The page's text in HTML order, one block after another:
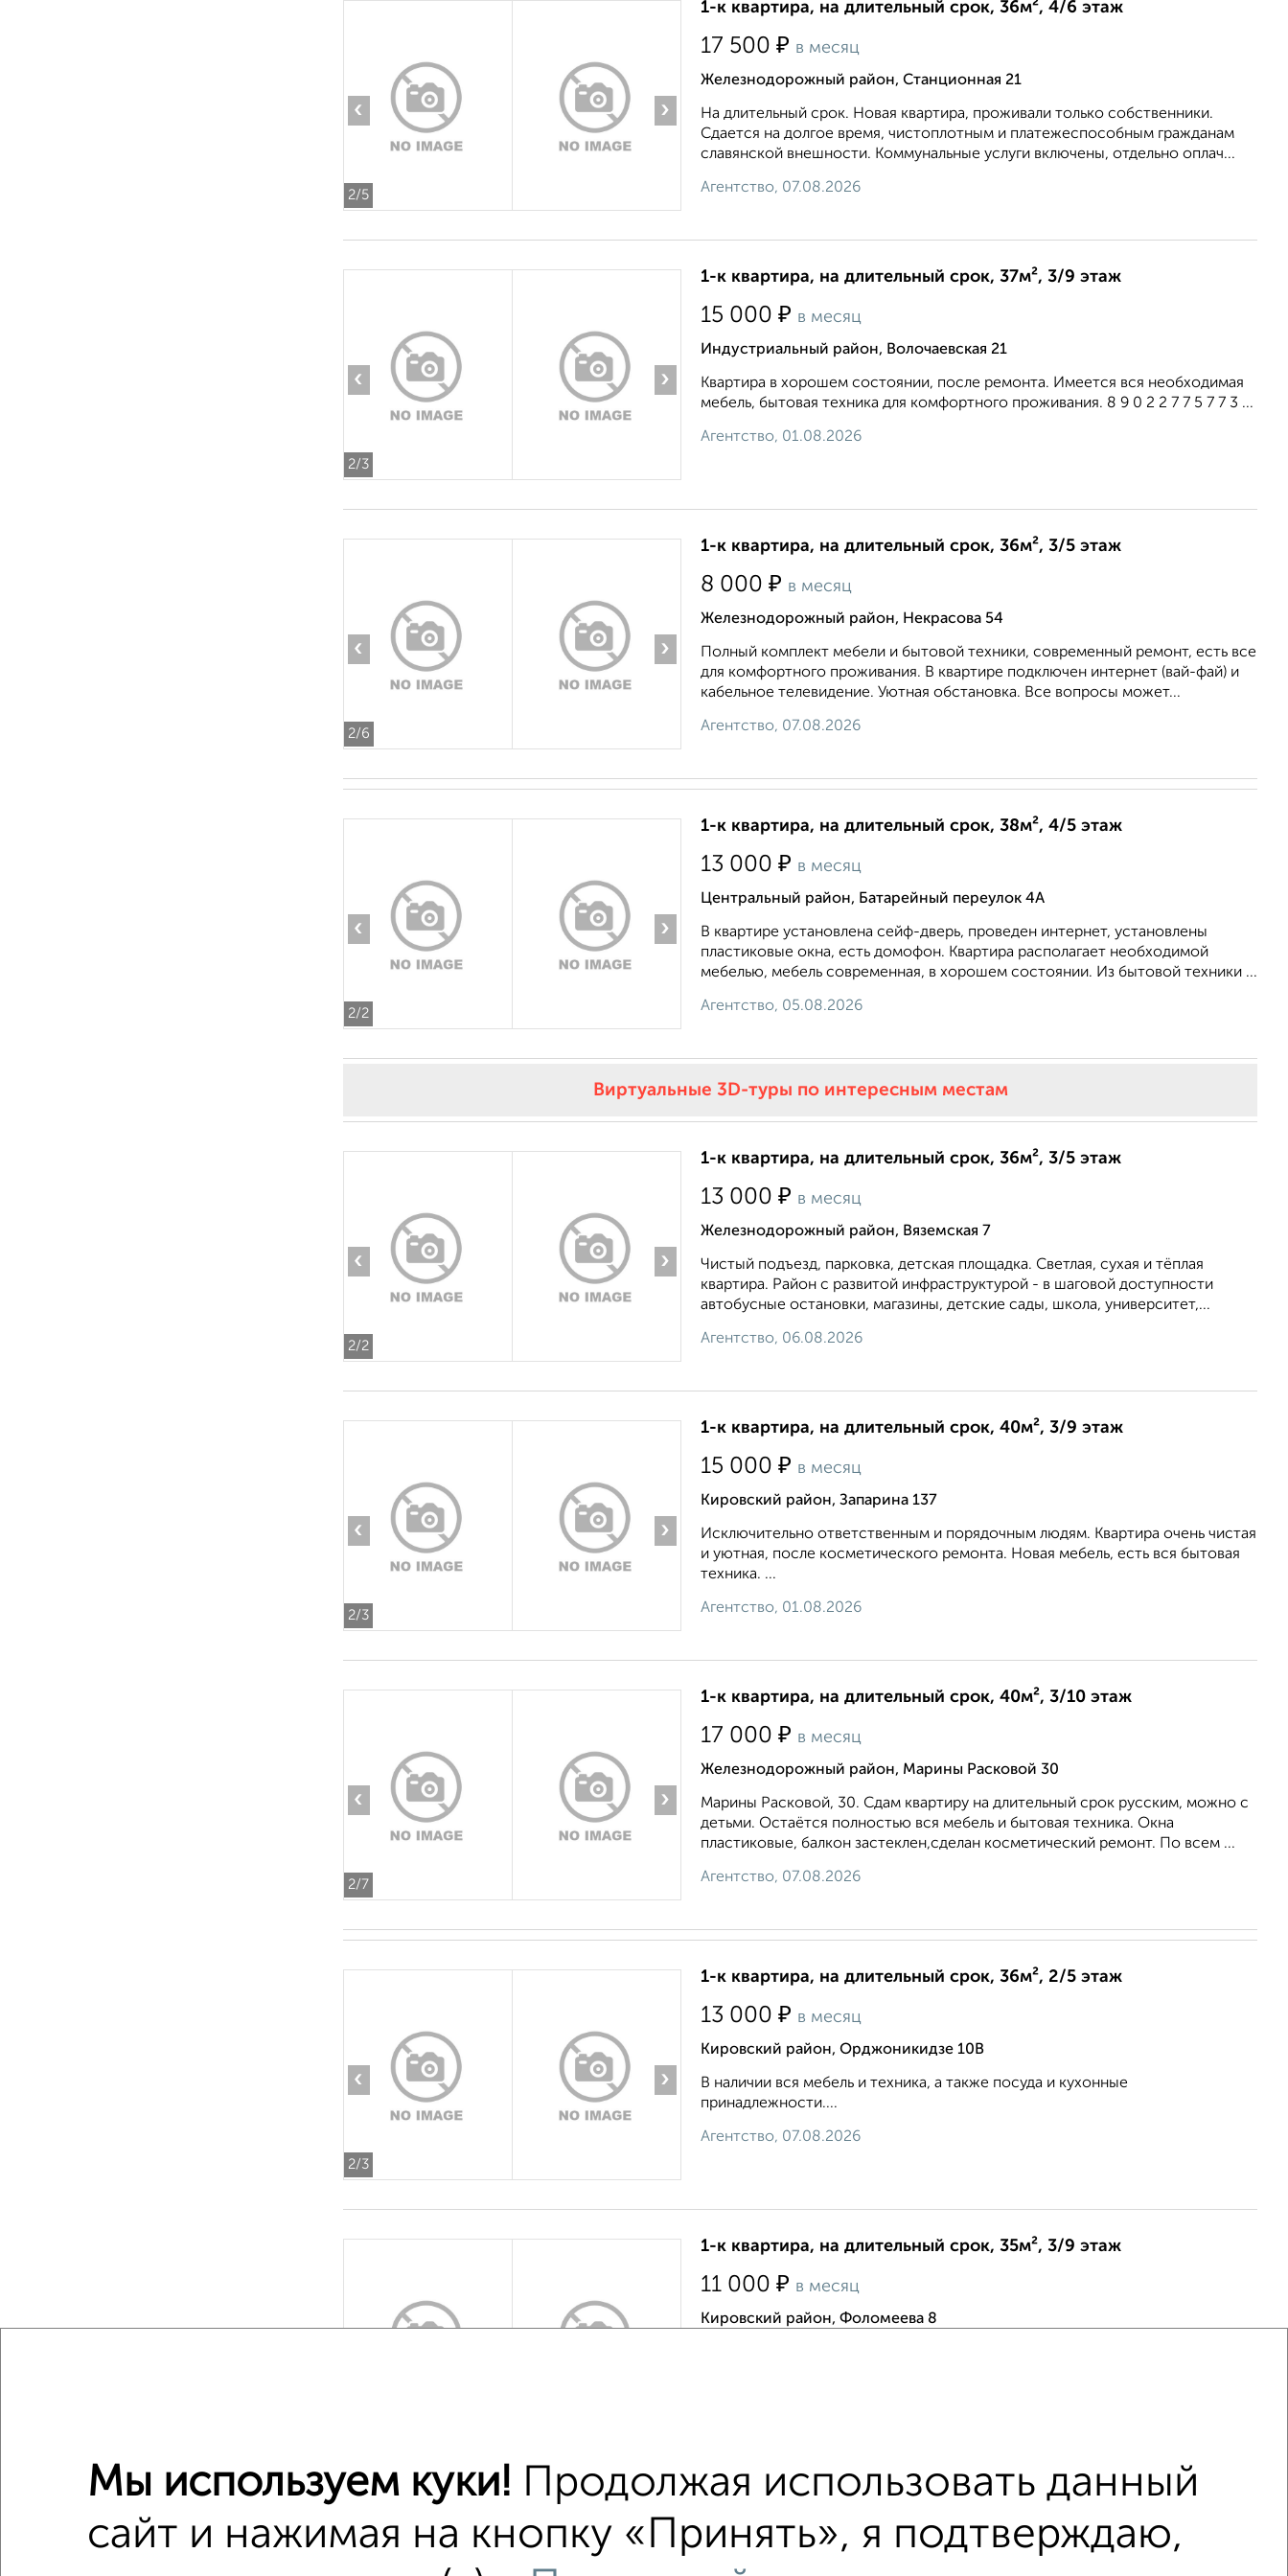
2/5
‹ ›
1-к квартира, на длительный срок, 36м², 4/6 этаж
17 500 ₽ в месяц
Железнодорожный район, Станционная 21
На длительный срок. Новая квартира, проживали только собственники.
Сдается на долгое время, чистоплотным и платежеспособным гражданам
славянской внешности. Коммунальные услуги включены, отдельно оплач...
Агентство, 07.08.2026
2/3
‹ ›
1-к квартира, на длительный срок, 37м², 3/9 этаж
15 000 ₽ в месяц
Индустриальный район, Волочаевская 21
Квартира в хорошем состоянии, после ремонта. Имеется вся необходимая
мебель, бытовая техника для комфортного проживания. 8 9 0 2 2 7 7 5 7 7 3 ...
Агентство, 01.08.2026
2/6
‹ ›
1-к квартира, на длительный срок, 36м², 3/5 этаж
8 000 ₽ в месяц
Железнодорожный район, Некрасова 54
Полный комплект мебели и бытовой техники, современный ремонт, есть все
для комфортного проживания. В квартире подключен интернет (вай-фай) и
кабельное телевидение. Уютная обстановка. Все вопросы может...
Агентство, 07.08.2026
2/2
‹ ›
1-к квартира, на длительный срок, 38м², 4/5 этаж
13 000 ₽ в месяц
Центральный район, Батарейный переулок 4А
В квартире установлена сейф-дверь, проведен интернет, установлены
пластиковые окна, есть домофон. Квартира располагает необходимой
мебелью, мебель современная, в хорошем состоянии. Из бытовой техники ...
Агентство, 05.08.2026
Виртуальные 3D-туры по интересным местам
2/2
‹ ›
1-к квартира, на длительный срок, 36м², 3/5 этаж
13 000 ₽ в месяц
Железнодорожный район, Вяземская 7
Чистый подъезд, парковка, детская площадка. Светлая, сухая и тёплая
квартира. Район с развитой инфраструктурой - в шаговой доступности
автобусные остановки, магазины, детские сады, школа, университет,...
Агентство, 06.08.2026
2/3
‹ ›
1-к квартира, на длительный срок, 40м², 3/9 этаж
15 000 ₽ в месяц
Кировский район, Запарина 137
Исключительно ответственным и порядочным людям. Квартира очень чистая
и уютная, после косметического ремонта. Новая мебель, есть вся бытовая
техника. ...
Агентство, 01.08.2026
2/7
‹ ›
1-к квартира, на длительный срок, 40м², 3/10 этаж
17 000 ₽ в месяц
Железнодорожный район, Марины Расковой 30
Марины Расковой, 30. Сдам квартиру на длительный срок русским, можно с
детьми. Остаётся полностью вся мебель и бытовая техника. Окна
пластиковые, балкон застеклен,сделан косметический ремонт. По всем ...
Агентство, 07.08.2026
2/3
‹ ›
1-к квартира, на длительный срок, 36м², 2/5 этаж
13 000 ₽ в месяц
Кировский район, Орджоникидзе 10В
В наличии вся мебель и техника, а также посуда и кухонные
принадлежности....
Агентство, 07.08.2026
1-к квартира, на длительный срок, 35м², 3/9 этаж
11 000 ₽ в месяц
Кировский район, Фоломеева 8
12 000 ₽ в месяц
Мы используем куки! Продолжая использовать данный
сайт и нажимая на кнопку «Принять», я подтверждаю,